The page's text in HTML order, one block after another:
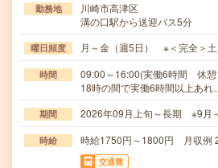
勤務地
川崎市高津区
溝の口駅から送迎バス5分
曜日頻度 月～金（週5日） ※＜完全＞
時間
09:00～16:00(実働6時間 休憩
18時の間で実働6時間以上あ
期間 2026年09月上旬～長期 ※9月
時給 時給1750円～1800円 月収例
交通費